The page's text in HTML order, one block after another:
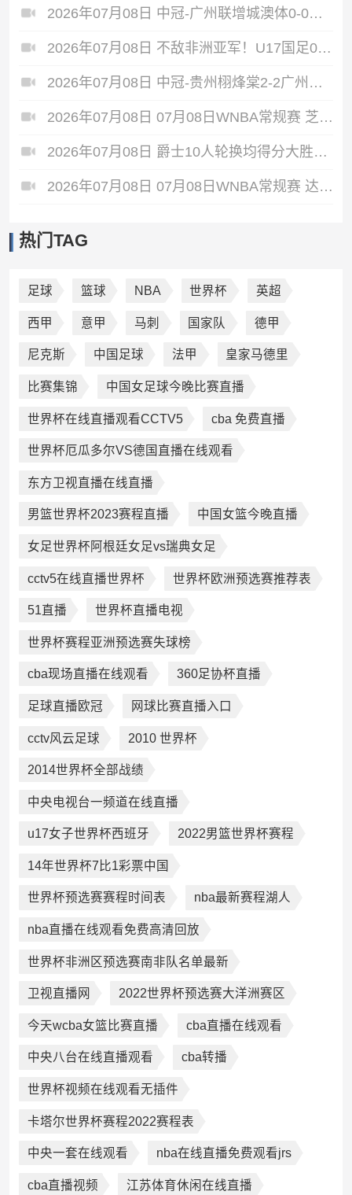
2026年07月08日 中冠-广州联增城澳体0-0战平重庆两江瀚达 双方握手言和
2026年07月08日 不敌非洲亚军！U17国足0-2坦桑尼亚U17 帅惟浩失良机基津加世界波
2026年07月08日 中冠-贵州栩烽棠2-2广州黄埔志诚 广州两度落后两度扳平
2026年07月08日 07月08日WNBA常规赛 芝加哥天空 77 - 66 菲尼克斯水星 集锦
2026年07月08日 爵士10人轮换均得分大胜雷霆收获3连胜 彼得森缺阵 艾杜16+14
2026年07月08日 07月08日WNBA常规赛 达拉斯飞翼88-77纽约自由人 全场集锦
热门TAG
足球 篮球 NBA 世界杯 英超
西甲 意甲 马刺 国家队 德甲
尼克斯 中国足球 法甲 皇家马德里
比赛集锦 中国女足球今晚比赛直播
世界杯在线直播观看CCTV5 cba 免费直播
世界杯厄瓜多尔VS德国直播在线观看
东方卫视直播在线直播
男篮世界杯2023赛程直播 中国女篮今晚直播
女足世界杯阿根廷女足vs瑞典女足
cctv5在线直播世界杯 世界杯欧洲预选赛推荐表
51直播 世界杯直播电视
世界杯赛程亚洲预选赛失球榜
cba现场直播在线观看 360足协杯直播
足球直播欧冠 网球比赛直播入口
cctv风云足球 2010 世界杯
2014世界杯全部战绩
中央电视台一频道在线直播
u17女子世界杯西班牙 2022男篮世界杯赛程
14年世界杯7比1彩票中国
世界杯预选赛赛程时间表 nba最新赛程湖人
nba直播在线观看免费高清回放
世界杯非洲区预选赛南非队名单最新
卫视直播网 2022世界杯预选赛大洋洲赛区
今天wcba女篮比赛直播 cba直播在线观看
中央八台在线直播观看 cba转播
世界杯视频在线观看无插件
卡塔尔世界杯赛程2022赛程表
中央一套在线观看 nba在线直播免费观看jrs
cba直播视频 江苏体育休闲在线直播